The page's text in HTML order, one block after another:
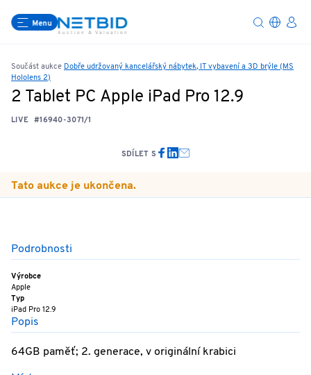
Menu
Součást aukce Dobře udržovaný kancelářský nábytek, IT vybavení a 3D brýle (MS
Hololens 2)
2 Tablet PC Apple iPad Pro 12.9
LIVE #16940-3071/1
SDÍLET S
Tato aukce je ukončena.
Podrobnosti
Výrobce
Apple
Typ
iPad Pro 12.9
Popis
64GB paměť; 2. generace, v originální krabici